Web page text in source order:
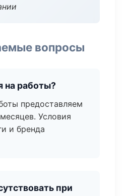
вопросы
на работы?
предоставляем
Условия
и бренда
при